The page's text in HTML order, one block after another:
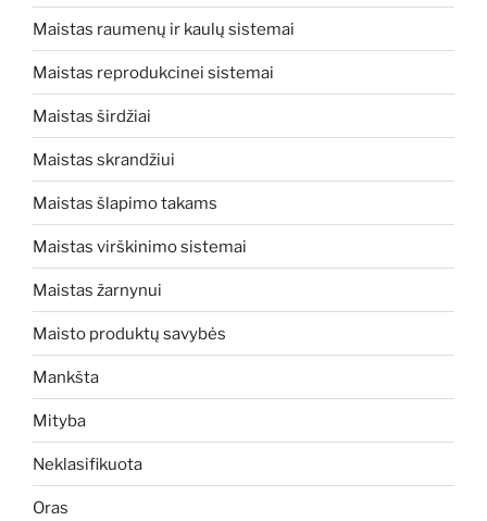
Maistas raumenų ir kaulų sistemai
Maistas reprodukcinei sistemai
Maistas širdžiai
Maistas skrandžiui
Maistas šlapimo takams
Maistas virškinimo sistemai
Maistas žarnynui
Maisto produktų savybės
Mankšta
Mityba
Neklasifikuota
Oras